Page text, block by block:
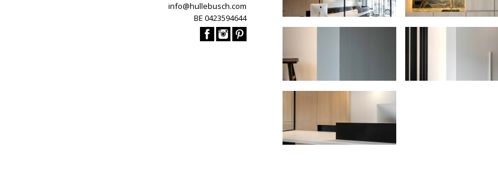
info@hullebusch.com
BE 0423594644